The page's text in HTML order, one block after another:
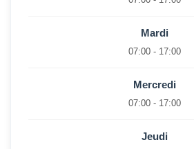
Mardi
07:00 - 17:00
Mercredi
07:00 - 17:00
Jeudi